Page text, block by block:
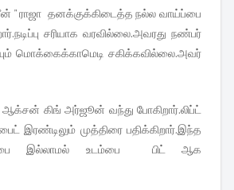
" ராஜா தனக்குக்கிடைத்த நல்ல வாய்ப்பை
சரியாக வரவில்லை.அவரது நண்பர்
மொக்கைக்காமெடி சகிக்கவில்லை.அவர்
கிங் அர்ஜூன் வந்து போகிறார்.லிப்ட்
இரண்டிலும் முத்திரை பதிக்கிறார்.இந்த
இல்லாமல் உடம்பை பிட் ஆக